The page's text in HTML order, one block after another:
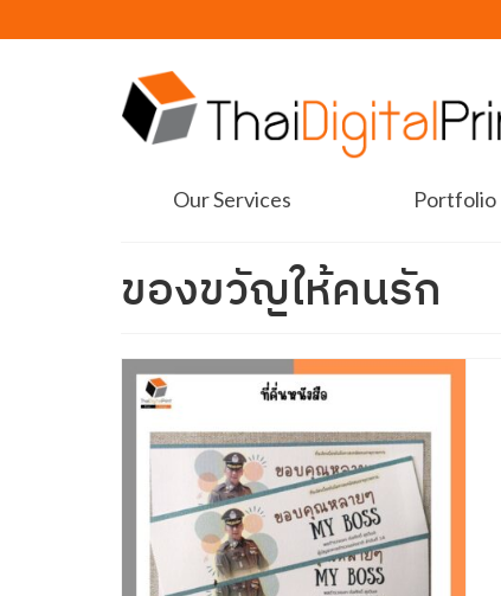
Our Services Portfolio
ของขวัญให้คนรัก